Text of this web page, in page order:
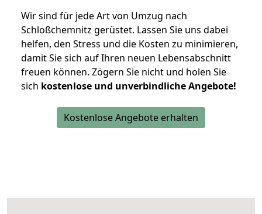
Wir sind für jede Art von Umzug nach
Schloßchemnitz gerüstet. Lassen Sie uns dabei
helfen, den Stress und die Kosten zu minimieren,
damit Sie sich auf Ihren neuen Lebensabschnitt
freuen können. Zögern Sie nicht und holen Sie
sich kostenlose und unverbindliche Angebote!
Kostenlose Angebote erhalten